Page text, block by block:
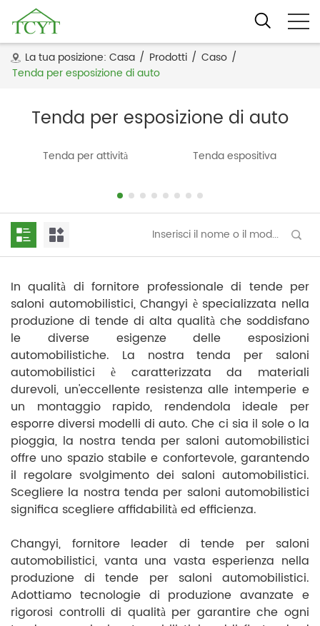
La tua posizione: Casa / Prodotti / Caso /
Tenda per esposizione di auto
Tenda per esposizione di auto
Tenda per attività Tenda espositiva
In qualità di fornitore professionale di tende per
saloni automobilistici, Changyi è specializzata nella
produzione di tende di alta qualità che soddisfano
le diverse esigenze delle esposizioni
automobilistiche. La nostra tenda per saloni
automobilistici è caratterizzata da materiali
durevoli, un'eccellente resistenza alle intemperie e
un montaggio rapido, rendendola ideale per
esporre diversi modelli di auto. Che ci sia il sole o la
pioggia, la nostra tenda per saloni automobilistici
offre uno spazio stabile e confortevole, garantendo
il regolare svolgimento dei saloni automobilistici.
Scegliere la nostra tenda per saloni automobilistici
significa scegliere affidabilità ed efficienza.
Changyi, fornitore leader di tende per saloni
automobilistici, vanta una vasta esperienza nella
produzione di tende per saloni automobilistici.
Adottiamo tecnologie di produzione avanzate e
rigorosi controlli di qualità per garantire che ogni